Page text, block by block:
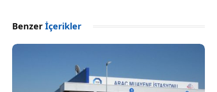
Benzer İçerikler